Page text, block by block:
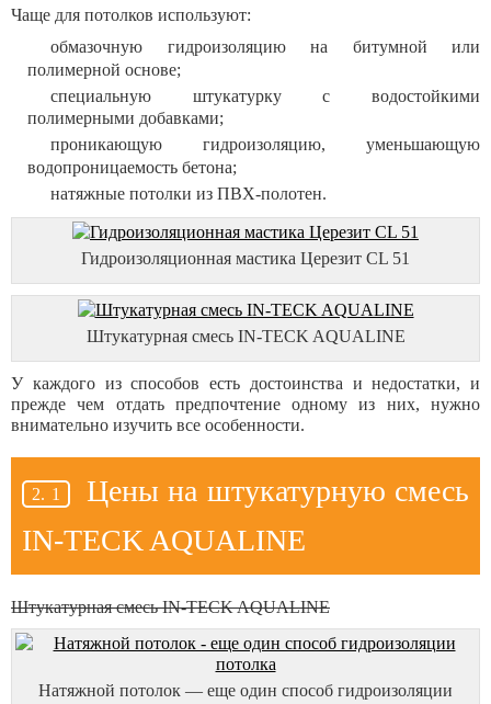
Чаще для потолков используют:
обмазочную гидроизоляцию на битумной или
полимерной основе;
специальную штукатурку с водостойкими
полимерными добавками;
проникающую гидроизоляцию, уменьшающую
водопроницаемость бетона;
натяжные потолки из ПВХ-полотен.
Гидроизоляционная мастика Церезит СL 51
Штукатурная смесь IN-TECK AQUALINE
У каждого из способов есть достоинства и недостатки, и
прежде чем отдать предпочтение одному из них, нужно
внимательно изучить все особенности.
Цены на штукатурную смесь
IN-TECK AQUALINE
Штукатурная смесь IN-TECK AQUALINE
Натяжной потолок — еще один способ гидроизоляции